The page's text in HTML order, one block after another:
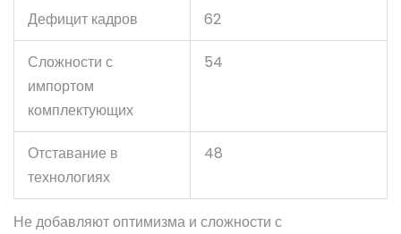
Дефицит кадров 62
Сложности с
импортом
комплектующих
54
Отставание в
технологиях
48
Не добавляют оптимизма и сложности с